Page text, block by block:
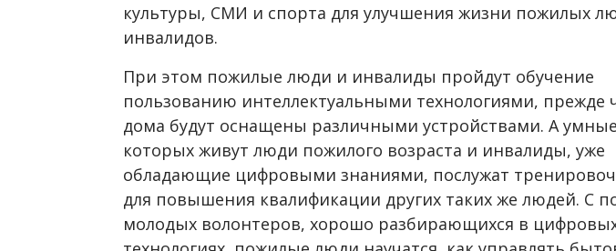
культуры, СМИ и спорта для улучшения жизни пожилых
инвалидов.
При этом пожилые люди и инвалиды пройдут обучение
пользованию интеллектуальными технологиями, прежде
дома будут оснащены различными устройствами. А
которых живут люди пожилого возраста и инвалиды, уже
обладающие цифровыми знаниями, послужат
для повышения квалификации других таких же людей. С
молодых волонтеров, хорошо разбирающихся в